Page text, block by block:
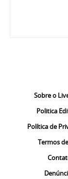
Sobre o
Politica
Política de
Termos